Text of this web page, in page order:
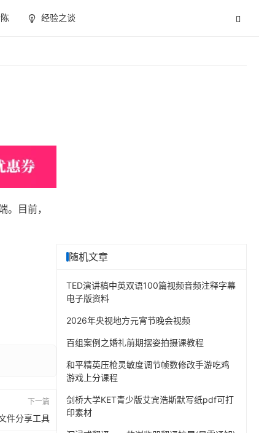
经验之谈
目前，
下一篇
件分享工具
随机文章
TED演讲稿中英双语100篇视频音频注释字幕
电子版资料
2026年央视地方元宵节晚会视频
百组案例之婚礼前期摆姿拍摄课教程
和平精英压枪灵敏度调节帧数修改手游吃鸡
游戏上分课程
剑桥大学KET青少版艾宾浩斯默写纸pdf可打
印素材